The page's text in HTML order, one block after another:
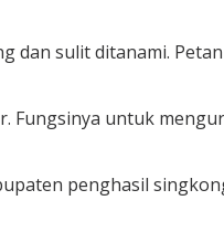
sulit ditanami.
Fungsinya untuk
penghasil